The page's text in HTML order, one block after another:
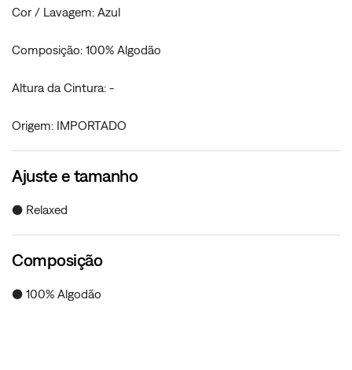
Cor / Lavagem: Azul
Composição: 100% Algodão
Altura da Cintura: -
Origem: IMPORTADO
Ajuste e tamanho
● Relaxed
Composição
● 100% Algodão